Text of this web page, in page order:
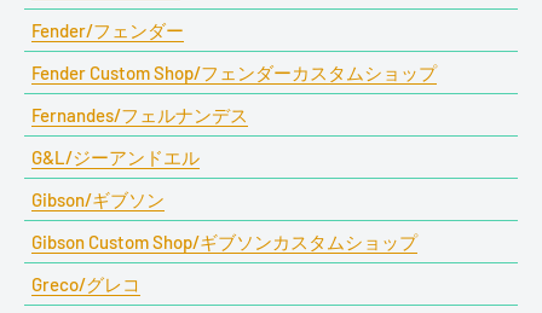
Fender/フェンダー
Fender Custom Shop/フェンダーカスタムショップ
Fernandes/フェルナンデス
G&L/ジーアンドエル
Gibson/ギブソン
Gibson Custom Shop/ギブソンカスタムショップ
Greco/グレコ